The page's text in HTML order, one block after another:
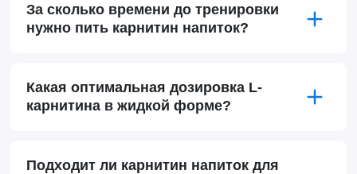
За сколько времени до тренировки
нужно пить карнитин напиток?
Какая оптимальная дозировка L-
карнитина в жидкой форме?
Подходит ли карнитин напиток для